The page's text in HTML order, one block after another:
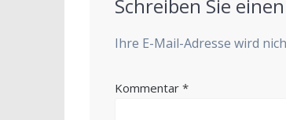
Schreiben Sie
Ihre E-Mail-Adresse wird
Kommentar*